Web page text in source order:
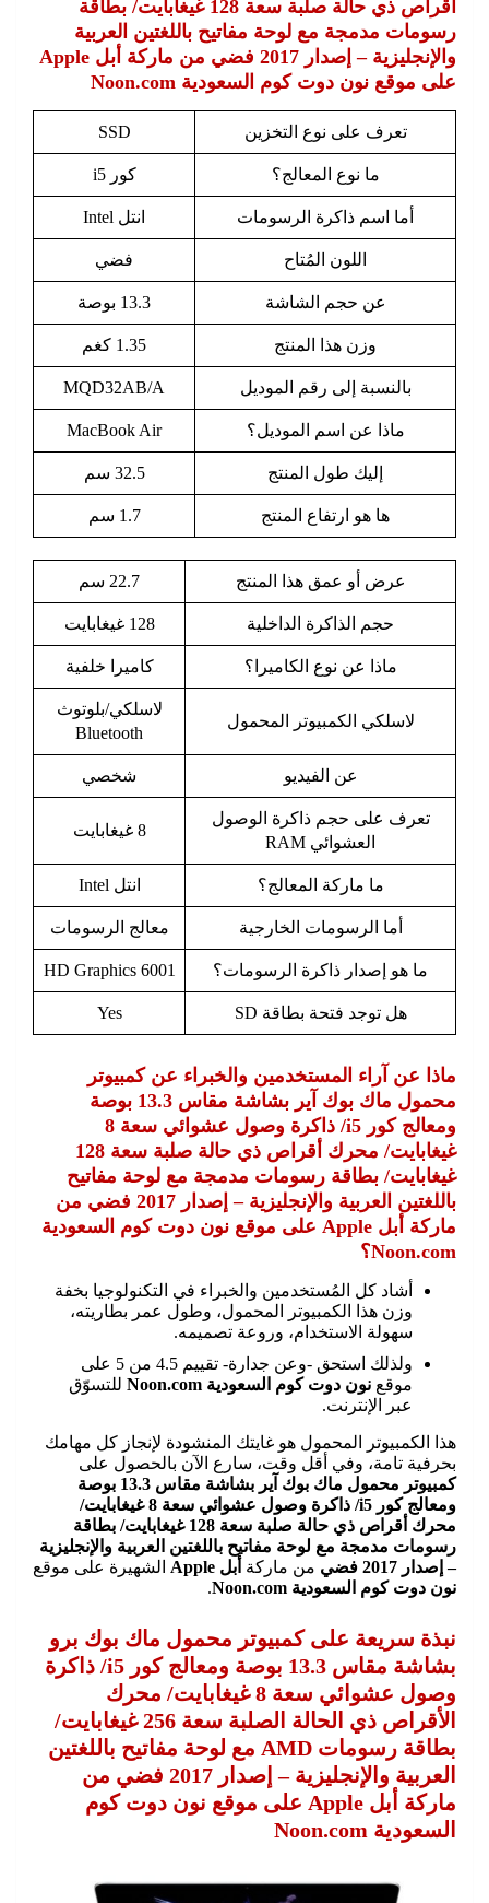
أقراص ذي حالة صلبة سعة 128 غيغابايت/ بطاقة
رسومات مدمجة مع لوحة مفاتيح باللغتين العربية
والإنجليزية – إصدار 2017 فضي من ماركة أبل Apple
على موقع نون دوت كوم السعودية Noon.com
تعرف على نوع التخزين SSD
ما نوع المعالج؟ كور i5
أما اسم ذاكرة الرسومات انتل Intel
اللون المُتاح فضي
عن حجم الشاشة 13.3 بوصة
وزن هذا المنتج 1.35 كغم
بالنسبة إلى رقم الموديل MQD32AB/A
ماذا عن اسم الموديل؟ MacBook Air
إليك طول المنتج 32.5 سم
ها هو ارتفاع المنتج 1.7 سم
عرض أو عمق هذا المنتج 22.7 سم
حجم الذاكرة الداخلية 128 غيغابايت
ماذا عن نوع الكاميرا؟ كاميرا خلفية
لاسلكي الكمبيوتر المحمول
لاسلكي/بلوتوث
Bluetooth
عن الفيديو شخصي
تعرف على حجم ذاكرة الوصول
العشوائي RAM
8 غيغابايت
ما ماركة المعالج؟ انتل Intel
أما الرسومات الخارجية معالج الرسومات
ما هو إصدار ذاكرة الرسومات؟ HD Graphics 6001
هل توجد فتحة بطاقة SD Yes
ماذا عن آراء المستخدمين والخبراء عن كمبيوتر
محمول ماك بوك آير بشاشة مقاس 13.3 بوصة
ومعالج كور i5/ ذاكرة وصول عشوائي سعة 8
غيغابايت/ محرك أقراص ذي حالة صلبة سعة 128
غيغابايت/ بطاقة رسومات مدمجة مع لوحة مفاتيح
باللغتين العربية والإنجليزية – إصدار 2017 فضي من
ماركة أبل Apple على موقع نون دوت كوم السعودية
Noon.com؟
أشاد كل المُستخدمين والخبراء في التكنولوجيا بخفة
وزن هذا الكمبيوتر المحمول، وطول عمر بطاريته،
سهولة الاستخدام، وروعة تصميمه.
ولذلك استحق -وعن جدارة- تقييم 4.5 من 5 على
موقع نون دوت كوم السعودية Noon.com
للتسوّق
عبر الإنترنت.
هذا الكمبيوتر المحمول هو غايتك المنشودة لإنجاز كل مهامك
بحرفية تامة، وفي أقل وقت، سارع الآن بالحصول على
كمبيوتر محمول ماك بوك آير بشاشة مقاس 13.3 بوصة
ومعالج كور i5/ ذاكرة وصول عشوائي سعة 8 غيغابايت/
محرك أقراص ذي حالة صلبة سعة 128 غيغابايت/ بطاقة
رسومات مدمجة مع لوحة مفاتيح باللغتين العربية والإنجليزية
– إصدار 2017 فضي
من ماركة أبل Apple
الشهيرة على موقع
نون دوت كوم السعودية Noon.com
.
نبذة سريعة على كمبيوتر محمول ماك بوك برو
بشاشة مقاس 13.3 بوصة ومعالج كور i5/ ذاكرة
وصول عشوائي سعة 8 غيغابايت/ محرك
الأقراص ذي الحالة الصلبة سعة 256 غيغابايت/
بطاقة رسومات AMD مع لوحة مفاتيح باللغتين
العربية والإنجليزية – إصدار 2017 فضي من
ماركة أبل Apple على موقع نون دوت كوم
السعودية Noon.com